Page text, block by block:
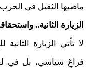
ماضيها الثقيل في
الزيارة الثانية..
لا تأتي الزيارة
فراغٍ سياسي، بل في